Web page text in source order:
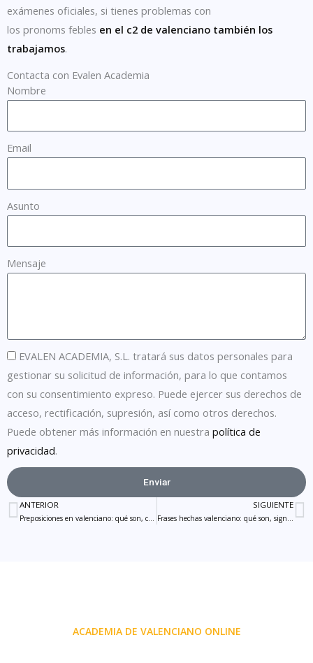
exámenes oficiales, si tienes problemas con
los pronoms febles en el c2 de valenciano también los
trabajamos.
Contacta con Evalen Academia
Nombre
Email
Asunto
Mensaje
EVALEN ACADEMIA, S.L. tratará sus datos personales para
gestionar su solicitud de información, para lo que contamos
con su consentimiento expreso. Puede ejercer sus derechos de
acceso, rectificación, supresión, así como otros derechos.
Puede obtener más información en nuestra política de
privacidad.
Enviar
Ant
ANTERIOR
Preposiciones en valenciano: qué son, cómo usarlas y lista completa
SIGUIENTE
Frases hechas valenciano: qué son, significado de cada una y diccionario amplio
ACADEMIA DE VALENCIANO ONLINE